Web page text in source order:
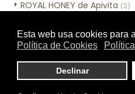
ROYAL HONEY de Apivita (2)
Sebamed Higiene (10)
Sensinol Corporal (2)
SESCACAY (3)
Skincare de MIA Cosmétics